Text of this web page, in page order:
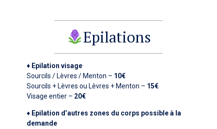
Epilations
♦ Epilation visage
Sourcils / Lèvres / Menton – 10€
Sourcils + Lèvres ou Lèvres + Menton – 15€
Visage entier – 20€
♦ Epilation d’autres zones du corps possible à la
demande